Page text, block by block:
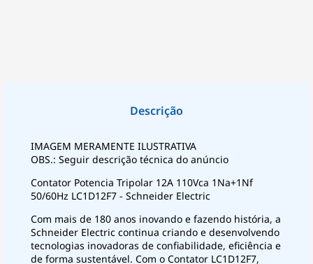
IMAGEM MERAMENTE ILUSTRATIVA
OBS.: Seguir descrição técnica do anúncio
Contator Potencia Tripolar 12A 110Vca 1Na+1Nf
50/60Hz LC1D12F7 - Schneider Electric
Com mais de 180 anos inovando e fazendo história, a
Schneider Electric continua criando e desenvolvendo
tecnologias inovadoras de confiabilidade, eficiência e
de forma sustentável. Com o Contator LC1D12F7,